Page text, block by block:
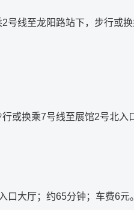
线至龙阳路站下，步行或
或换乘7号线至展馆2号北入
大厅；约65分钟；车费6元。